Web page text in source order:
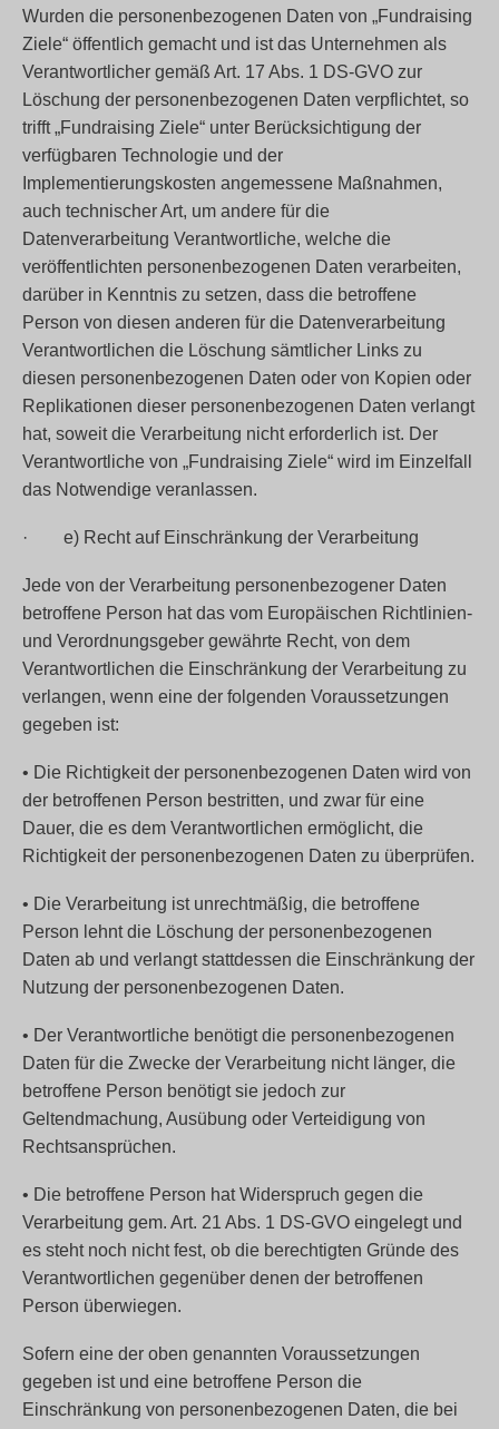
Wurden die personenbezogenen Daten von „Fundraising
Ziele“ öffentlich gemacht und ist das Unternehmen als
Verantwortlicher gemäß Art. 17 Abs. 1 DS-GVO zur
Löschung der personenbezogenen Daten verpflichtet, so
trifft „Fundraising Ziele“ unter Berücksichtigung der
verfügbaren Technologie und der
Implementierungskosten angemessene Maßnahmen,
auch technischer Art, um andere für die
Datenverarbeitung Verantwortliche, welche die
veröffentlichten personenbezogenen Daten verarbeiten,
darüber in Kenntnis zu setzen, dass die betroffene
Person von diesen anderen für die Datenverarbeitung
Verantwortlichen die Löschung sämtlicher Links zu
diesen personenbezogenen Daten oder von Kopien oder
Replikationen dieser personenbezogenen Daten verlangt
hat, soweit die Verarbeitung nicht erforderlich ist. Der
Verantwortliche von „Fundraising Ziele“ wird im Einzelfall
das Notwendige veranlassen.
· e) Recht auf Einschränkung der Verarbeitung
Jede von der Verarbeitung personenbezogener Daten
betroffene Person hat das vom Europäischen Richtlinien-
und Verordnungsgeber gewährte Recht, von dem
Verantwortlichen die Einschränkung der Verarbeitung zu
verlangen, wenn eine der folgenden Voraussetzungen
gegeben ist:
• Die Richtigkeit der personenbezogenen Daten wird von
der betroffenen Person bestritten, und zwar für eine
Dauer, die es dem Verantwortlichen ermöglicht, die
Richtigkeit der personenbezogenen Daten zu überprüfen.
• Die Verarbeitung ist unrechtmäßig, die betroffene
Person lehnt die Löschung der personenbezogenen
Daten ab und verlangt stattdessen die Einschränkung der
Nutzung der personenbezogenen Daten.
• Der Verantwortliche benötigt die personenbezogenen
Daten für die Zwecke der Verarbeitung nicht länger, die
betroffene Person benötigt sie jedoch zur
Geltendmachung, Ausübung oder Verteidigung von
Rechtsansprüchen.
• Die betroffene Person hat Widerspruch gegen die
Verarbeitung gem. Art. 21 Abs. 1 DS-GVO eingelegt und
es steht noch nicht fest, ob die berechtigten Gründe des
Verantwortlichen gegenüber denen der betroffenen
Person überwiegen.
Sofern eine der oben genannten Voraussetzungen
gegeben ist und eine betroffene Person die
Einschränkung von personenbezogenen Daten, die bei